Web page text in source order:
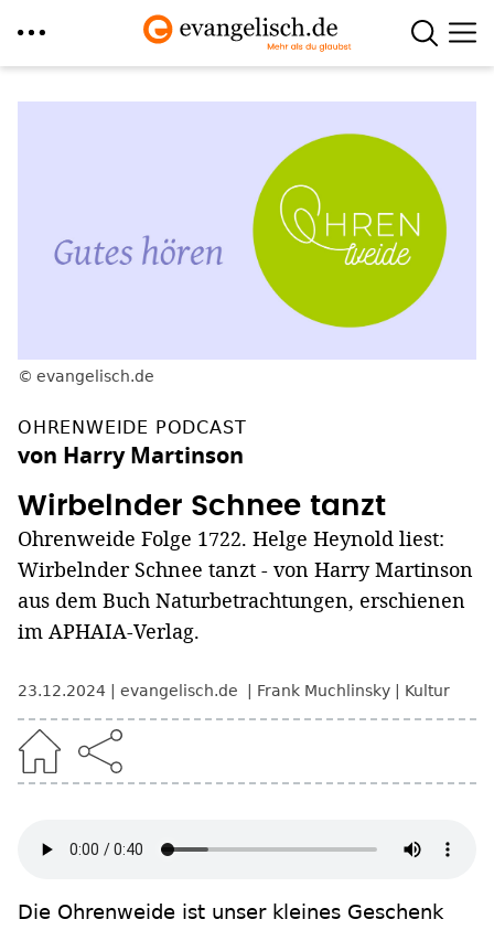
evangelisch.de
OHRENWEIDE PODCAST
von Harry Martinson
Wirbelnder Schnee tanzt
Ohrenweide Folge 1722. Helge Heynold liest:
Wirbelnder Schnee tanzt - von Harry Martinson
aus dem Buch Naturbetrachtungen, erschienen
im APHAIA-Verlag.
23.12.2024 evangelisch.de Frank Muchlinsky Kultur
Die Ohrenweide ist unser kleines Geschenk